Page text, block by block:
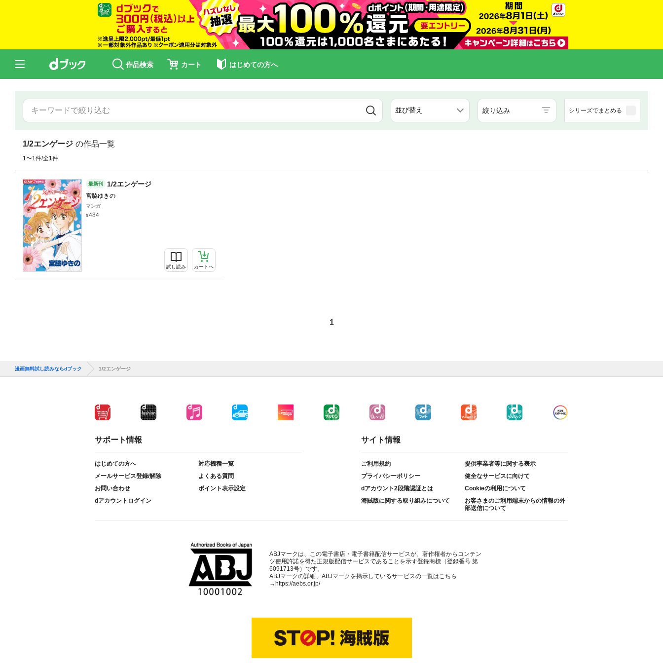
作品検索 カート はじめての方へ
絞り込み シリーズでまとめる
1/2エンゲージ の作品一覧
1〜1件/全1件
最新刊 1/2エンゲージ
宮脇ゆきの
マンガ
484
試し読み カートへ
1
漫画無料試し読みならdブック 1/2エンゲージ
サポート情報
はじめての方へ
対応機種一覧
メールサービス登録/解除
よくある質問
お問い合わせ
ポイント表示設定
dアカウントログイン
サイト情報
ご利用規約
提供事業者等に関する表示
プライバシーポリシー
健全なサービスに向けて
dアカウント2段階認証とは
Cookieの利用について
海賊版に関する取り組みについて
お客さまのご利用端末からの情報の外
部送信について
ABJマークは、この電子書店・電子書籍配信サービスが、著作権者からコンテン
ツ使用許諾を得た正規版配信サービスであることを示す登録商標（登録番号 第
6091713号）です。
ABJマークの詳細、ABJマークを掲示しているサービスの一覧はこちら
→ https://aebs.or.jp/